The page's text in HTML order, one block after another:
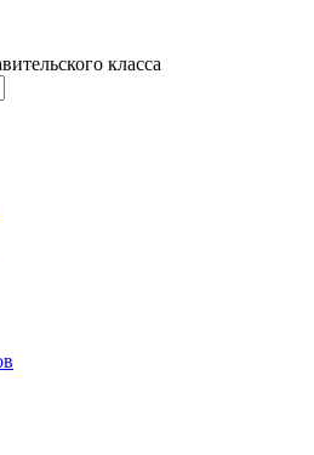
класса